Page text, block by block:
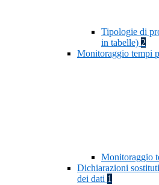
Tipologie di
in tabelle) 2
Monitoraggio tempi
Monitoraggio
Dichiarazioni
dei dati 1